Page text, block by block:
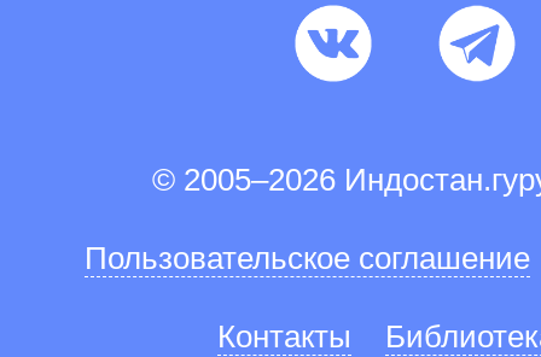
© 2005–2026
Пользовательское соглашение
Контакты